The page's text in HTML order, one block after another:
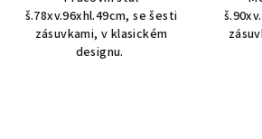
š.78xv.96xhl.49cm, se šesti
zásuvkami, v klasickém
designu.